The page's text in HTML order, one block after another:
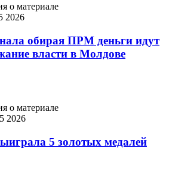
о материале
2026
обирая ПРМ деньги идут
власти в Молдове
о материале
2026
5 золотых медалей